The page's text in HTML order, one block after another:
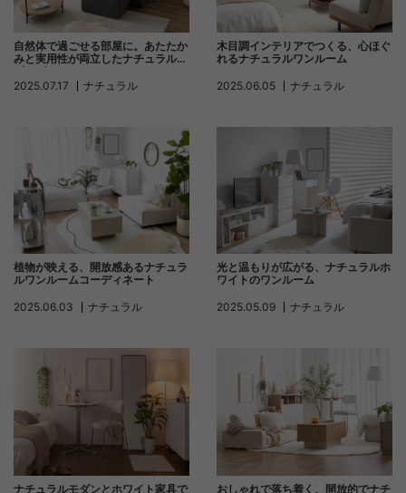
自然体で過ごせる部屋に。あたたか
みと実用性が両立したナチュラルリ
ビングコーデ
2025.07.17
ナチュラル
木目調インテリアでつくる、心ほぐ
れるナチュラルワンルーム
2025.06.05
ナチュラル
植物が映える、開放感あるナチュラ
ルワンルームコーディネート
2025.06.03
ナチュラル
光と温もりが広がる、ナチュラルホ
ワイトのワンルーム
2025.05.09
ナチュラル
ナチュラルモダンとホワイト家具で おしゃれで落ち着く、開放的でナチ